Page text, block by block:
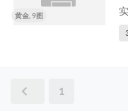
黄金, 9图
1